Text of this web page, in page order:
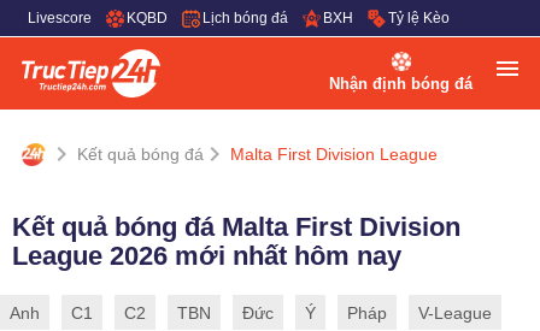
Livescore KQBD Lịch bóng đá BXH Tỷ lệ Kèo
Nhận định bóng đá
Kết quả bóng đá Malta First Division League
Kết quả bóng đá Malta First Division
League 2026 mới nhất hôm nay
Anh C1 C2 TBN Đức Ý Pháp V-League